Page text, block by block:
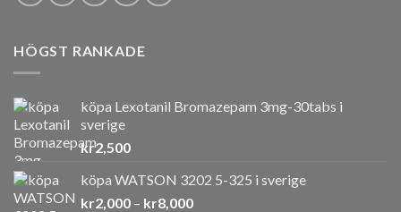
HÖGST RANKADE
köpa Lexotanil Bromazepam 3mg-30tabs i
sverige
kr2,500
köpa WATSON 3202 5-325 i sverige
kr2,000 – kr8,000Prisintervall: